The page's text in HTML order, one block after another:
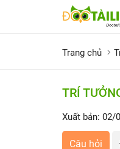
Trang chủ
TRÍ
Xuất bản: 02/
Câu hỏi